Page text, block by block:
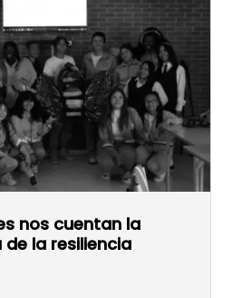
nos cuentan la
la resiliencia